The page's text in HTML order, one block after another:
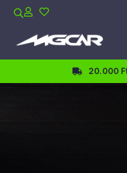
20.000